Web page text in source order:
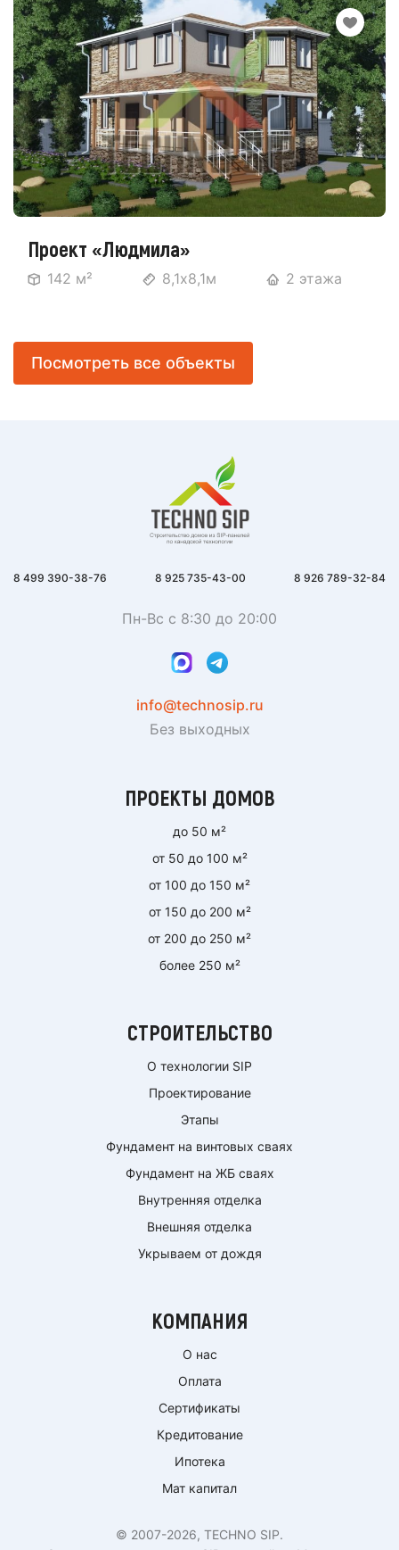
Проект «Людмила»
142 м² 8,1х8,1м 2 этажа
Посмотреть все объекты
8 499 390-38-76 8 925 735-43-00 8 926 789-32-84
Пн-Вс с 8:30 до 20:00
info@technosip.ru
Без выходных
ПРОЕКТЫ ДОМОВ
до 50 м²
от 50 до 100 м²
от 100 до 150 м²
от 150 до 200 м²
от 200 до 250 м²
более 250 м²
СТРОИТЕЛЬСТВО
О технологии SIP
Проектирование
Этапы
Фундамент на винтовых сваях
Фундамент на ЖБ сваях
Внутренняя отделка
Внешняя отделка
Укрываем от дождя
КОМПАНИЯ
О нас
Оплата
Сертификаты
Кредитование
Ипотека
Мат капитал
© 2007-2026, TECHNO SIP.